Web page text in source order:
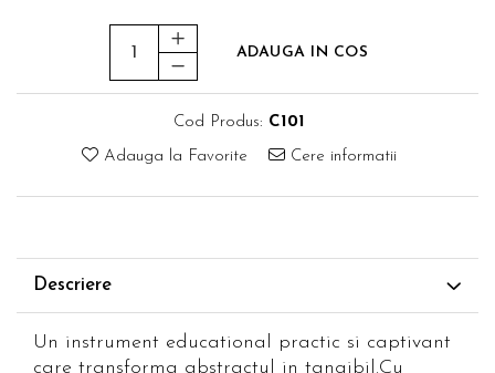
ADAUGA IN COS
Cod Produs: C101
Adauga la Favorite Cere informatii
Descriere
Un instrument educational practic si captivant
care transforma abstractul in tangibil.Cu